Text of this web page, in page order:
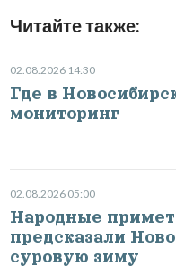
Читайте также:
02.08.2026 14:30
Где в
мониторинг
02.08.2026 05:00
Народные
предсказали
суровую зиму